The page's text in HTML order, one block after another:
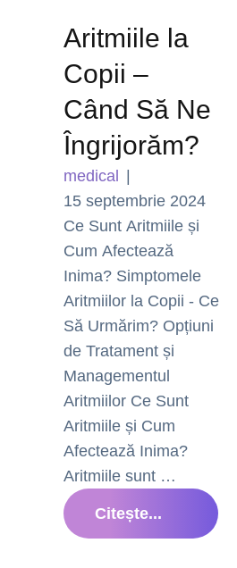
Aritmiile la
Copii –
Când Să Ne
Îngrijorăm?
medical |
15 septembrie 2024
Ce Sunt Aritmiile și
Cum Afectează
Inima? Simptomele
Aritmiilor la Copii - Ce
Să Urmărim? Opțiuni
de Tratament și
Managementul
Aritmiilor Ce Sunt
Aritmiile și Cum
Afectează Inima?
Aritmiile sunt …
Citește...